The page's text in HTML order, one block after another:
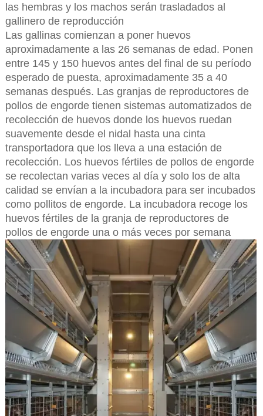
las hembras y los machos serán trasladados al
gallinero de reproducción
Las gallinas comienzan a poner huevos
aproximadamente a las 26 semanas de edad. Ponen
entre 145 y 150 huevos antes del final de su período
esperado de puesta, aproximadamente 35 a 40
semanas después. Las granjas de reproductores de
pollos de engorde tienen sistemas automatizados de
recolección de huevos donde los huevos ruedan
suavemente desde el nidal hasta una cinta
transportadora que los lleva a una estación de
recolección. Los huevos fértiles de pollos de engorde
se recolectan varias veces al día y solo los de alta
calidad se envían a la incubadora para ser incubados
como pollitos de engorde. La incubadora recoge los
huevos fértiles de la granja de reproductores de
pollos de engorde una o más veces por semana